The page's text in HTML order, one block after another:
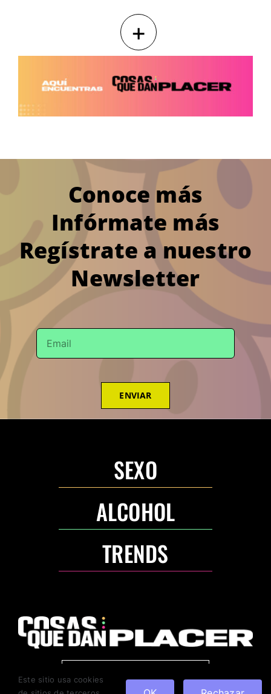
+
Conoce más
Infórmate más
Regístrate a nuestro
Newsletter
ENVIAR
SEXO
ALCOHOL
TRENDS
ANUNCIA CON NOSOTROS
Este sitio usa cookies